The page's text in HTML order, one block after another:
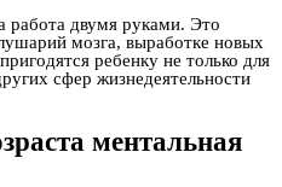
работа двумя руками. Это
мозга, выработке новых
ребенку не только для
сфер жизнедеятельности
ментальная